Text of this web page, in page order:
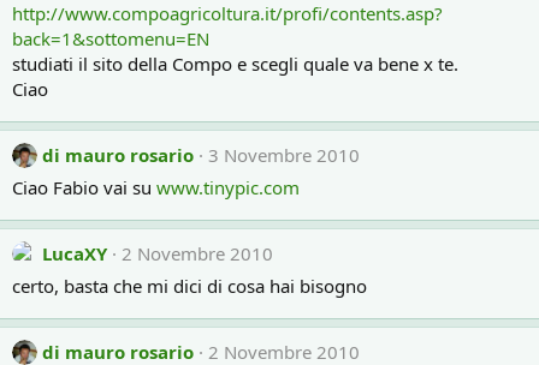
http://www.compoagricoltura.it/profi/contents.asp?
back=1&sottomenu=EN
studiati il sito della Compo e scegli quale va bene x te.
Ciao
di mauro rosario 3 Novembre 2010
Ciao Fabio vai su www.tinypic.com
LucaXY 2 Novembre 2010
certo, basta che mi dici di cosa hai bisogno
di mauro rosario 2 Novembre 2010